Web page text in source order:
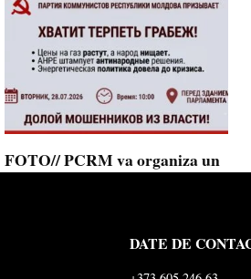
FOTO// PCRM va organiza un
Partidul Comuniștilor din Republica
DATE DE